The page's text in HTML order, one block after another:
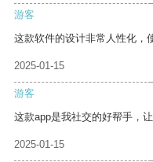
游客
这款软件的设计非常人性化，
2025-01-15
游客
这款app是我社交的好帮手，
2025-01-15